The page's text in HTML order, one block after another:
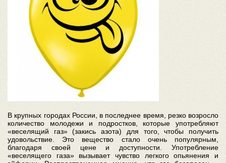
В крупных городах России, в последнее время, резко возросло
количество молодежи и подростков, которые употребляют
«веселящий газ» (закись азота) для того, чтобы получить
удовольствие. Это вещество стало очень популярным,
благодаря своей цене и доступности. Употребление
«веселящего газа» вызывает чувство легкого опьянения и